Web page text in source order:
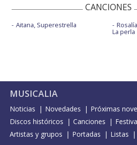
CANCIONES
Aitana, Superestrella
La perla
MUSICALIA
Noticias Novedades
Próximas
Discos históricos
Canciones
Artistas y grupos
Portadas Listas